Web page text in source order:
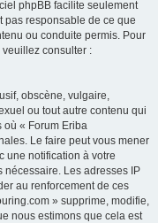
phpBB facilite seulement
pas responsable de ce que
ou conduite permis. Pour
consulter :
obscène, vulgaire,
ou tout autre contenu qui
où « Forum Eriba
Le faire peut vous mener
une notification à votre
nécessaire. Les adresses IP
au renforcement de ces
» supprime, modifie,
nous estimons que cela est